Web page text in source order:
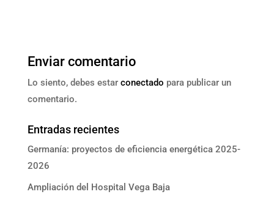
Enviar comentario
Lo siento, debes estar conectado para publicar un
comentario.
Entradas recientes
Germanía: proyectos de eficiencia energética 2025-
2026
Ampliación del Hospital Vega Baja